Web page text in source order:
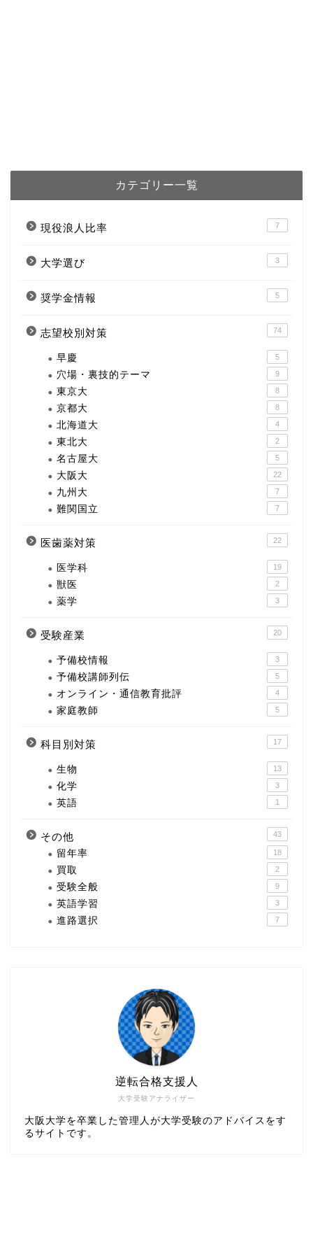
カテゴリー一覧
現役浪人比率 7
大学選び 3
奨学金情報 5
志望校別対策 74
早慶 5
穴場・裏技的テーマ 9
東京大 8
京都大 8
北海道大 4
東北大 2
名古屋大 5
大阪大 22
九州大 7
難関国立 7
医歯薬対策 22
医学科 19
獣医 2
薬学 3
受験産業 20
予備校情報 3
予備校講師列伝 5
オンライン・通信教育批評 4
家庭教師 5
科目別対策 17
生物 13
化学 3
英語 1
その他 43
留年率 18
買取 2
受験全般 9
英語学習 3
進路選択 7
大学受験アナライザー
逆転合格支援人
大阪大学を卒業した管理人が大学受験のアドバイスをす
るサイトです。